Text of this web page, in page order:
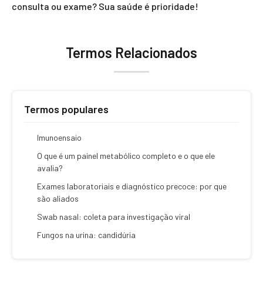
consulta ou exame? Sua saúde é prioridade!
Termos Relacionados
Termos populares
Imunoensaio
O que é um painel metabólico completo e o que ele
avalia?
Exames laboratoriais e diagnóstico precoce: por que
são aliados
Swab nasal: coleta para investigação viral
Fungos na urina: candidúria